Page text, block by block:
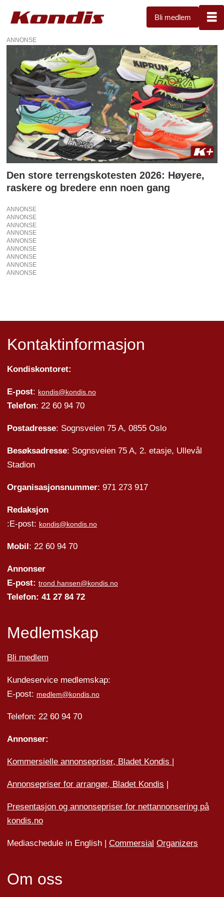
Bli medlem
Tag:
adidas
agravic
speed
ultra
2
ANNONSE
Den store terrengskotesten 2026: Høyere,
raskere og bredere enn noen gang
ANNONSE
ANNONSE
ANNONSE
ANNONSE
ANNONSE
ANNONSE
ANNONSE
ANNONSE
ANNONSE
Kontaktinformasjon
Kondiskontoret:
E-post: kondis@kondis.no
Telefon: 22 60 94 70
Postadresse: Sognsveien 75 A, 0855 Oslo
Besøksadresse: Sognsveien 75 A, 2. etasje, Ullevål
Stadion
Organisasjonsnummer: 971 273 917
Redaksjon
:E-post: kondis@kondis.no
Mobil: 22 60 94 70
Annonser
E-post: trond.hansen@kondis.no
Telefon: 41 27 84 72
Medlemskap
Bli medlem
Kundeservice medlemskap:
E-post: medlem@kondis.no
Telefon: 22 60 94 70
Annonser:
Kommersielle annonsepriser, Bladet Kondis |
Annonsepriser for arrangør, Bladet Kondis |
Presentasjon og annonsepriser for nettannonsering på
kondis.no
Mediaschedule in English | Commersial Organizers
Om oss